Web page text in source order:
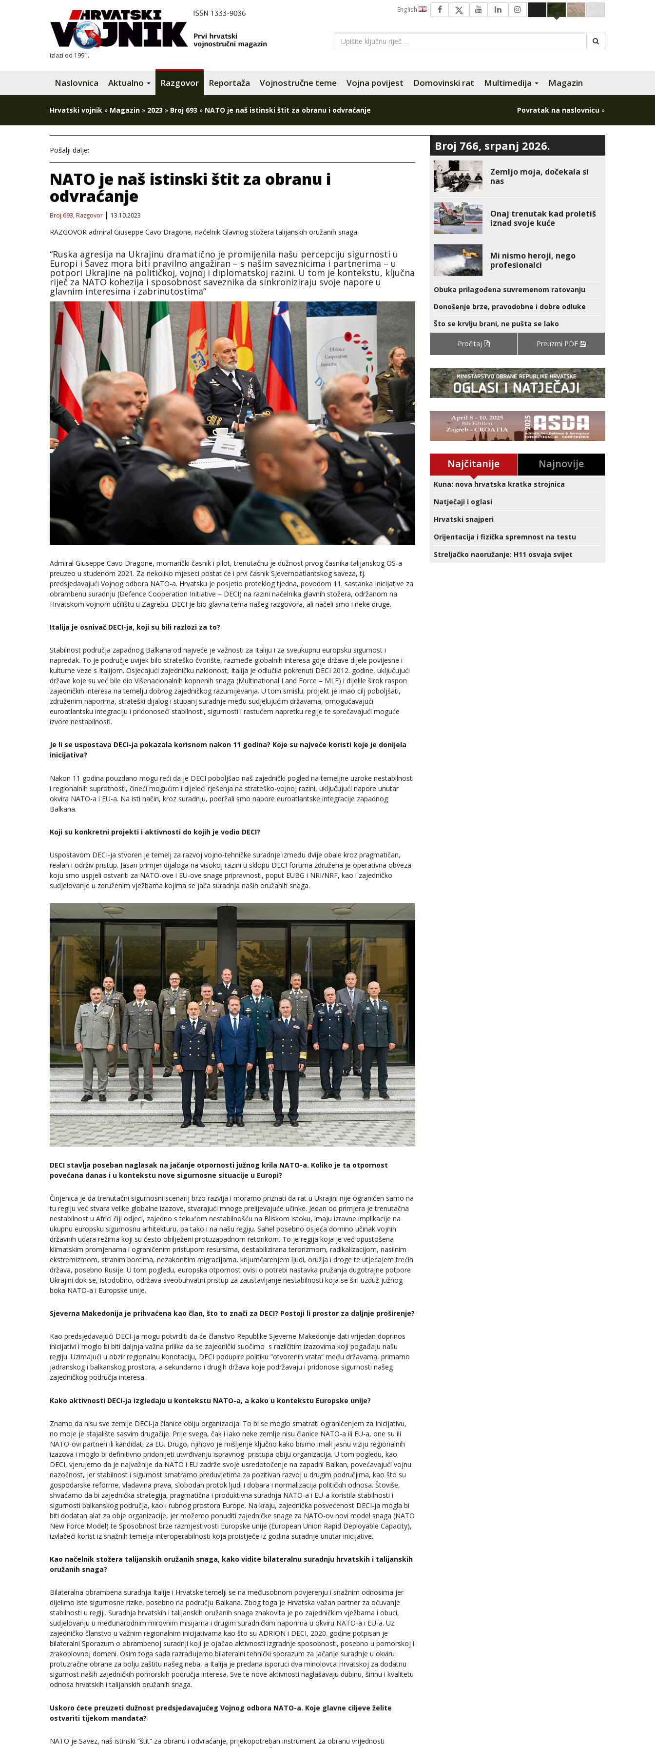
izlazi od 1991.
English
Naslovnica Aktualno Razgovor Reportaža Vojnostručne teme Vojna povijest Domovinski rat Multimedija Magazin
Hrvatski vojnik » Magazin » 2023 » Broj 693 » NATO je naš istinski štit za obranu i odvraćanje Povratak na naslovnicu »
Pošalji dalje:
NATO je naš istinski štit za obranu i
odvraćanje
Broj 693,Razgovor 13.10.2023
RAZGOVOR admiral Giuseppe Cavo Dragone, načelnik Glavnog stožera talijanskih oružanih snaga
“Ruska agresija na Ukrajinu dramatično je promijenila našu percepciju sigurnosti u
Europi i Savez mora biti pravilno angažiran – s našim saveznicima i partnerima – u
potpori Ukrajine na političkoj, vojnoj i diplomatskoj razini. U tom je kontekstu, ključna
riječ za NATO kohezija i sposobnost saveznika da sinkroniziraju svoje napore u
glavnim interesima i zabrinutostima“
Admiral Giuseppe Cavo Dragone, mornarički časnik i pilot, trenutačnu je dužnost prvog časnika talijanskog OS-a
preuzeo u studenom 2021. Za nekoliko mjeseci postat će i prvi časnik Sjevernoatlantskog saveza, tj.
predsjedavajući Vojnog odbora NATO-a. Hrvatsku je posjetio proteklog tjedna, povodom 11. sastanka Inicijative za
obrambenu suradnju (Defence Cooperation Initiative – DECI) na razini načelnika glavnih stožera, održanom na
Hrvatskom vojnom učilištu u Zagrebu. DECI je bio glavna tema našeg razgovora, ali načeli smo i neke druge.
Italija je osnivač DECI-ja, koji su bili razlozi za to?
Stabilnost područja zapadnog Balkana od najveće je važnosti za Italiju i za sveukupnu europsku sigurnost i
napredak. To je područje uvijek bilo strateško čvorište, razmeđe globalnih interesa gdje države dijele povijesne i
kulturne veze s Italijom. Osjećajući zajedničku naklonost, Italija je odlučila pokrenuti DECI 2012. godine, uključujući
države koje su već bile dio Višenacionalnih kopnenih snaga (Multinational Land Force – MLF) i dijelile širok raspon
zajedničkih interesa na temelju dobrog zajedničkog razumijevanja. U tom smislu, projekt je imao cilj poboljšati,
združenim naporima, strateški dijalog i stupanj suradnje među sudjelujućim državama, omogućavajući
euroatlantsku integraciju i pridonoseći stabilnosti, sigurnosti i rastućem napretku regije te sprečavajući moguće
izvore nestabilnosti.
Je li se uspostava DECI-ja pokazala korisnom nakon 11 godina? Koje su najveće koristi koje je donijela
inicijativa?
Nakon 11 godina pouzdano mogu reći da je DECI poboljšao naš zajednički pogled na temeljne uzroke nestabilnosti
i regionalnih suprotnosti, čineći mogućim i dijeleći rješenja na strateško-vojnoj razini, uključujući napore unutar
okvira NATO-a i EU-a. Na isti način, kroz suradnju, podržali smo napore euroatlantske integracije zapadnog
Balkana.
Koji su konkretni projekti i aktivnosti do kojih je vodio DECI?
Uspostavom DECI-ja stvoren je temelj za razvoj vojno-tehničke suradnje između dvije obale kroz pragmatičan,
realan i održiv pristup. Jasan primjer dijaloga na visokoj razini u sklopu DECI foruma združena je operativna obveza
koju smo uspjeli ostvariti za NATO-ove i EU-ove snage pripravnosti, poput EUBG i NRI/NRF, kao i zajedničko
sudjelovanje u združenim vježbama kojima se jača suradnja naših oružanih snaga.
DECI stavlja poseban naglasak na jačanje otpornosti južnog krila NATO-a. Koliko je ta otpornost
povećana danas i u kontekstu nove sigurnosne situacije u Europi?
Činjenica je da trenutačni sigurnosni scenarij brzo razvija i moramo priznati da rat u Ukrajini nije ograničen samo na
tu regiju već stvara velike globalne izazove, stvarajući mnoge prelijevajuće učinke. Jedan od primjera je trenutačna
nestabilnost u Africi čiji odjeci, zajedno s tekućom nestabilnošću na Bliskom istoku, imaju izravne implikacije na
ukupnu europsku sigurnosnu arhitekturu, pa tako i na našu regiju. Sahel posebno osjeća domino učinak vojnih
državnih udara režima koji su često obilježeni protuzapadnom retorikom. To je regija koja je već opustošena
klimatskim promjenama i ograničenim pristupom resursima, destabilizirana terorizmom, radikalizacijom, nasilnim
ekstremizmom, stranim borcima, nezakonitim migracijama, krijumčarenjem ljudi, oružja i droge te utjecajem trećih
država, posebno Rusije. U tom pogledu, europska otpornost ovisi o potrebi nastavka pružanja dugotrajne potpore
Ukrajini dok se, istodobno, održava sveobuhvatni pristup za zaustavljanje nestabilnosti koja se širi uzduž južnog
boka NATO-a i Europske unije.
Sjeverna Makedonija je prihvaćena kao član, što to znači za DECI? Postoji li prostor za daljnje proširenje?
Kao predsjedavajući DECI-ja mogu potvrditi da će članstvo Republike Sjeverne Makedonije dati vrijedan doprinos
inicijativi i moglo bi biti daljnja važna prilika da se zajednički suočimo s različitim izazovima koji pogađaju našu
regiju. Uzimajući u obzir regionalnu konotaciju, DECI podupire politiku ”otvorenih vrata“ među državama, primarno
jadranskog i balkanskog prostora, a sekundarno i drugih država koje podržavaju i pridonose sigurnosti našeg
zajedničkog područja interesa.
Kako aktivnosti DECI-ja izgledaju u kontekstu NATO-a, a kako u kontekstu Europske unije?
Znamo da nisu sve zemlje DECI-ja članice obiju organizacija. To bi se moglo smatrati ograničenjem za Inicijativu,
no moje je stajalište sasvim drugačije. Prije svega, čak i iako neke zemlje nisu članice NATO-a ili EU-a, one su ili
NATO-ovi partneri ili kandidati za EU. Drugo, njihovo je mišljenje ključno kako bismo imali jasnu viziju regionalnih
izazova i moglo bi definitivno pridonijeti utvrđivanju ispravnog pristupa obiju organizacija. U tom pogledu, kao
DECI, vjerujemo da je najvažnije da NATO i EU zadrže svoje usredotočenje na zapadni Balkan, povećavajući vojnu
nazočnost, jer stabilnost i sigurnost smatramo preduvjetima za pozitivan razvoj u drugim područjima, kao što su
gospodarske reforme, vladavina prava, slobodan protok ljudi i dobara i normalizacija političkih odnosa. Štoviše,
shvaćamo da bi zajednička strategija, pragmatična i produktivna suradnja NATO-a i EU-a koristila stabilnosti i
sigurnosti balkanskog područja, kao i rubnog prostora Europe. Na kraju, zajednička posvećenost DECI-ja mogla bi
biti dodatan alat za obje organizacije, jer možemo ponuditi zajedničke snage za NATO-ov novi model snaga (NATO
New Force Model) te Sposobnost brze razmjestivosti Europske unije (European Union Rapid Deployable Capacity),
izvlačeći korist iz snažnih temelja interoperabilnosti koja proistječe iz godina suradnje unutar inicijative.
Kao načelnik stožera talijanskih oružanih snaga, kako vidite bilateralnu suradnju hrvatskih i talijanskih
oružanih snaga?
Bilateralna obrambena suradnja Italije i Hrvatske temelji se na međusobnom povjerenju i snažnim odnosima jer
dijelimo iste sigurnosne rizike, posebno na području Balkana. Zbog toga je Hrvatska važan partner za očuvanje
stabilnosti u regiji. Suradnja hrvatskih i talijanskih oružanih snaga znakovita je po zajedničkim vježbama i obuci,
sudjelovanju u međunarodnim mirovnim misijama i drugim suradničkim naporima u okviru NATO-a i EU-a. Uz
zajedničko članstvo u važnim regionalnim inicijativama kao što su ADRION i DECI, 2020. godine potpisan je
bilateralni Sporazum o obrambenoj suradnji koji je ojačao aktivnosti izgradnje sposobnosti, posebno u pomorskoj i
zrakoplovnoj domeni. Osim toga sada razrađujemo bilateralni tehnički sporazum za jačanje suradnje u okviru
protuzračne obrane za bolju zaštitu našeg neba, a Italija je predana isporuci dva minolovca Hrvatskoj za dodatnu
sigurnost naših zajedničkih pomorskih područja interesa. Sve te nove aktivnosti naglašavaju dubinu, širinu i kvalitetu
odnosa hrvatskih i talijanskih oružanih snaga.
Uskoro ćete preuzeti dužnost predsjedavajućeg Vojnog odbora NATO-a. Koje glavne ciljeve želite
ostvariti tijekom mandata?
NATO je Savez, naš istinski “štit” za obranu i odvraćanje, prijekopotreban instrument za obranu vrijednosti
Broj 766, srpanj 2026.
Zemljo moja, dočekala si
nas
Onaj trenutak kad proletiš
iznad svoje kuće
Mi nismo heroji, nego
profesionalci
Obuka prilagođena suvremenom ratovanju
Donošenje brze, pravodobne i dobre odluke
Što se krvlju brani, ne pušta se lako
Pročitaj Preuzmi PDF
Najčitanije Najnovije
Kuna: nova hrvatska kratka strojnica
Natječaji i oglasi
Hrvatski snajperi
Orijentacija i fizička spremnost na testu
Streljačko naoružanje: H11 osvaja svijet